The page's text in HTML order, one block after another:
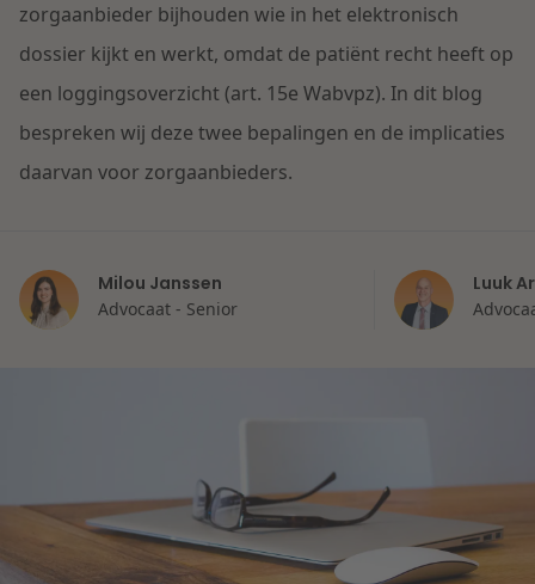
Litigation
zorgaanbieder bijhouden wie in het elektronisch
dossier kijkt en werkt, omdat de patiënt recht heeft op
een loggingsoverzicht (art. 15e Wabvpz). In dit blog
bespreken wij deze twee bepalingen en de implicaties
daarvan voor zorgaanbieders.
Milou Janssen
Advocaat - Senior
Luuk